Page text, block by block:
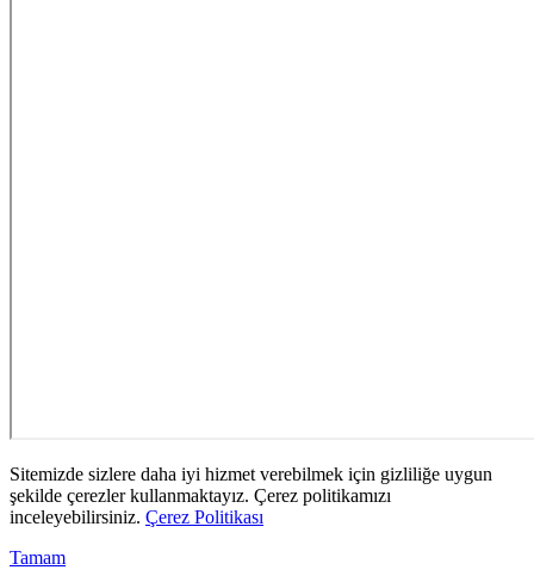
Sitemizde sizlere daha iyi hizmet verebilmek için gizliliğe uygun
şekilde çerezler kullanmaktayız. Çerez politikamızı
inceleyebilirsiniz. Çerez Politikası
Tamam